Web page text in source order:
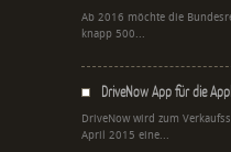
Ab 2016 möchte die
knapp 500...
DriveNow App für die
DriveNow wird zum
April 2015 eine...